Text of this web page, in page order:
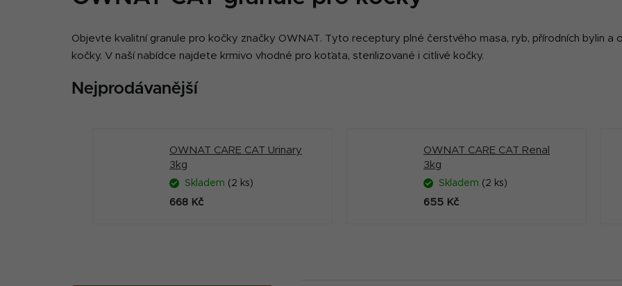
Objevte kvalitní granule pro kočky značky OWNAT. Tyto receptury plné čerstvého masa, ryb, přírodních bylin a
kočky. V naší nabídce najdete krmivo vhodné pro koťata, sterilizované i citlivé kočky.
Nejprodávanější
OWNAT CARE CAT Urinary
3kg
Skladem (2 ks)
668 Kč
OWNAT CARE CAT Renal
3kg
Skladem (2 ks)
655 Kč